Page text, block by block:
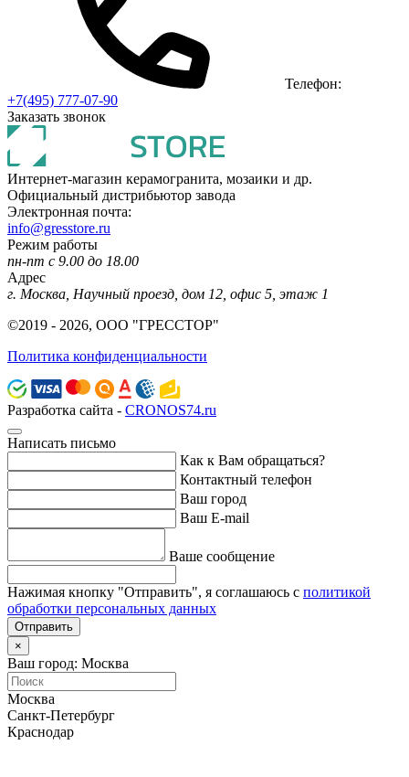
Телефон:
+7(495) 777-07-90
Заказать звонок
Интернет-магазин керамогранита, мозаики и др.
Официальный дистрибьютор завода
Электронная почта:
info@gresstore.ru
Режим работы
пн-пт с 9.00 до 18.00
Адрес
г. Москва, Научный проезд, дом 12, офис 5, этаж 1
©2019 - 2026, ООО "ГРЕССТОР"
Политика конфиденциальности
Разработка сайта - CRONOS74.ru
Написать письмо
Как к Вам обращаться?
Контактный телефон
Ваш город
Ваш E-mail
Ваше сообщение
Нажимая кнопку "Отправить", я соглашаюсь с политикой
обработки персональных данных
Отправить
×
Ваш город: Москва
Москва
Санкт-Петербург
Краснодар